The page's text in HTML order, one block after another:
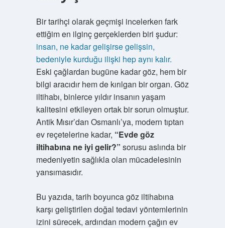
Bir tarihçi olarak geçmişi incelerken fark
ettiğim en ilginç gerçeklerden biri şudur:
insan, ne kadar gelişirse gelişsin,
bedeniyle kurduğu ilişki hep aynı kalır.
Eski çağlardan bugüne kadar göz, hem bir
bilgi aracıdır hem de kırılgan bir organ. Göz
iltihabı, binlerce yıldır insanın yaşam
kalitesini etkileyen ortak bir sorun olmuştur.
Antik Mısır’dan Osmanlı’ya, modern tıptan
ev reçetelerine kadar, “Evde göz
iltihabına ne iyi gelir?” sorusu aslında bir
medeniyetin sağlıkla olan mücadelesinin
yansımasıdır.
Bu yazıda, tarih boyunca göz iltihabına
karşı geliştirilen doğal tedavi yöntemlerinin
izini sürecek, ardından modern çağın ev